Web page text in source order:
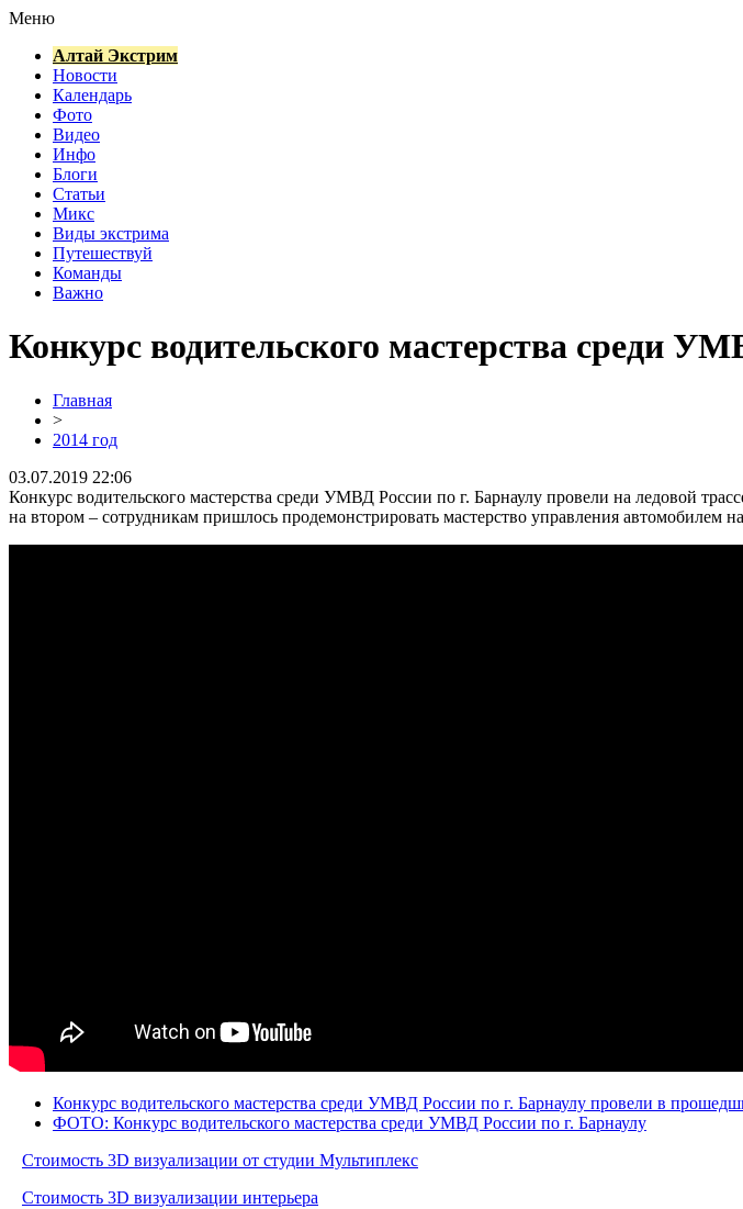
Меню
Алтай Экстрим
Новости
Календарь
Фото
Видео
Инфо
Блоги
Статьи
Микс
Виды экстрима
Путешествуй
Команды
Важно
Конкурс водительского мастерства среди
Главная
>
2014 год
03.07.2019 22:06
Конкурс водительского мастерства среди УМВД России по г. Барнаулу провели на ледовой
на втором – сотрудникам пришлось продемонстрировать мастерство управления
Конкурс водительского мастерства среди УМВД России по г. Барнаулу провели в
ФОТО: Конкурс водительского мастерства среди УМВД России по г. Барнаулу
Стоимость 3D визуализации от студии Мультиплекс
Стоимость 3D визуализации интерьера